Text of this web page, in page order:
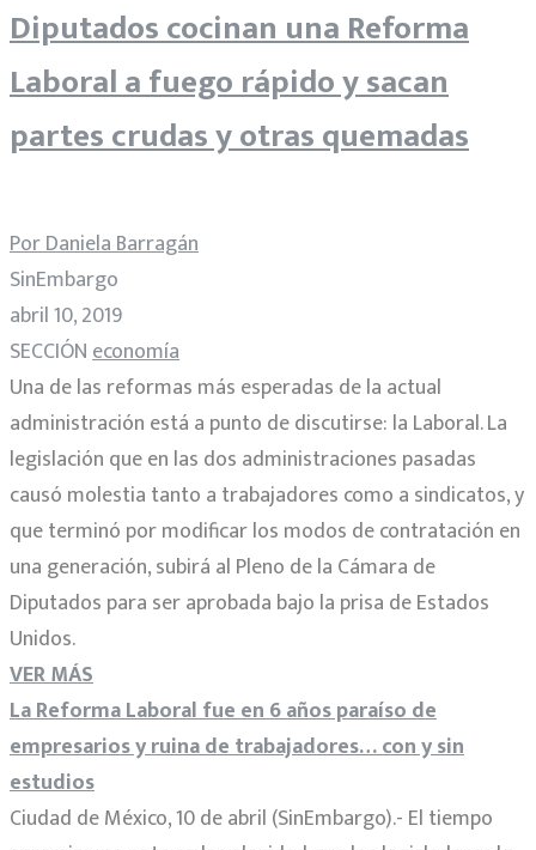
Diputados cocinan una Reforma
Laboral a fuego rápido y sacan
partes crudas y otras quemadas
Por Daniela Barragán
SinEmbargo
abril 10, 2019
SECCIÓNeconomía
Una de las reformas más esperadas de la actual
administración está a punto de discutirse: la Laboral. La
legislación que en las dos administraciones pasadas
causó molestia tanto a trabajadores como a sindicatos, y
que terminó por modificar los modos de contratación en
una generación, subirá al Pleno de la Cámara de
Diputados para ser aprobada bajo la prisa de Estados
Unidos.
VER MÁS
La Reforma Laboral fue en 6 años paraíso de
empresarios y ruina de trabajadores… con y sin
estudios
Ciudad de México, 10 de abril (SinEmbargo).- El tiempo